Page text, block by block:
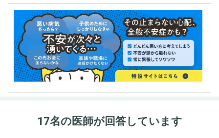
17名の医師が回答しています